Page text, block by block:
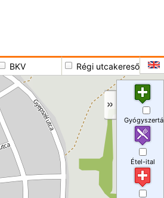
BKV Régi utcakereső
Étel-ital